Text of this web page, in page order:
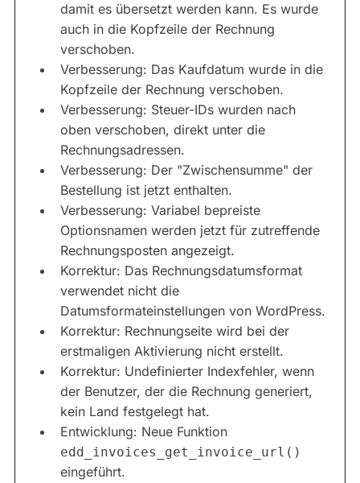
damit es übersetzt werden kann. Es wurde
auch in die Kopfzeile der Rechnung
verschoben.
Verbesserung: Das Kaufdatum wurde in die
Kopfzeile der Rechnung verschoben.
Verbesserung: Steuer-IDs wurden nach
oben verschoben, direkt unter die
Rechnungsadressen.
Verbesserung: Der "Zwischensumme" der
Bestellung ist jetzt enthalten.
Verbesserung: Variabel bepreiste
Optionsnamen werden jetzt für zutreffende
Rechnungsposten angezeigt.
Korrektur: Das Rechnungsdatumsformat
verwendet nicht die
Datumsformateinstellungen von WordPress.
Korrektur: Rechnungseite wird bei der
erstmaligen Aktivierung nicht erstellt.
Korrektur: Undefinierter Indexfehler, wenn
der Benutzer, der die Rechnung generiert,
kein Land festgelegt hat.
Entwicklung: Neue Funktion
edd_invoices_get_invoice_url()
eingeführt.